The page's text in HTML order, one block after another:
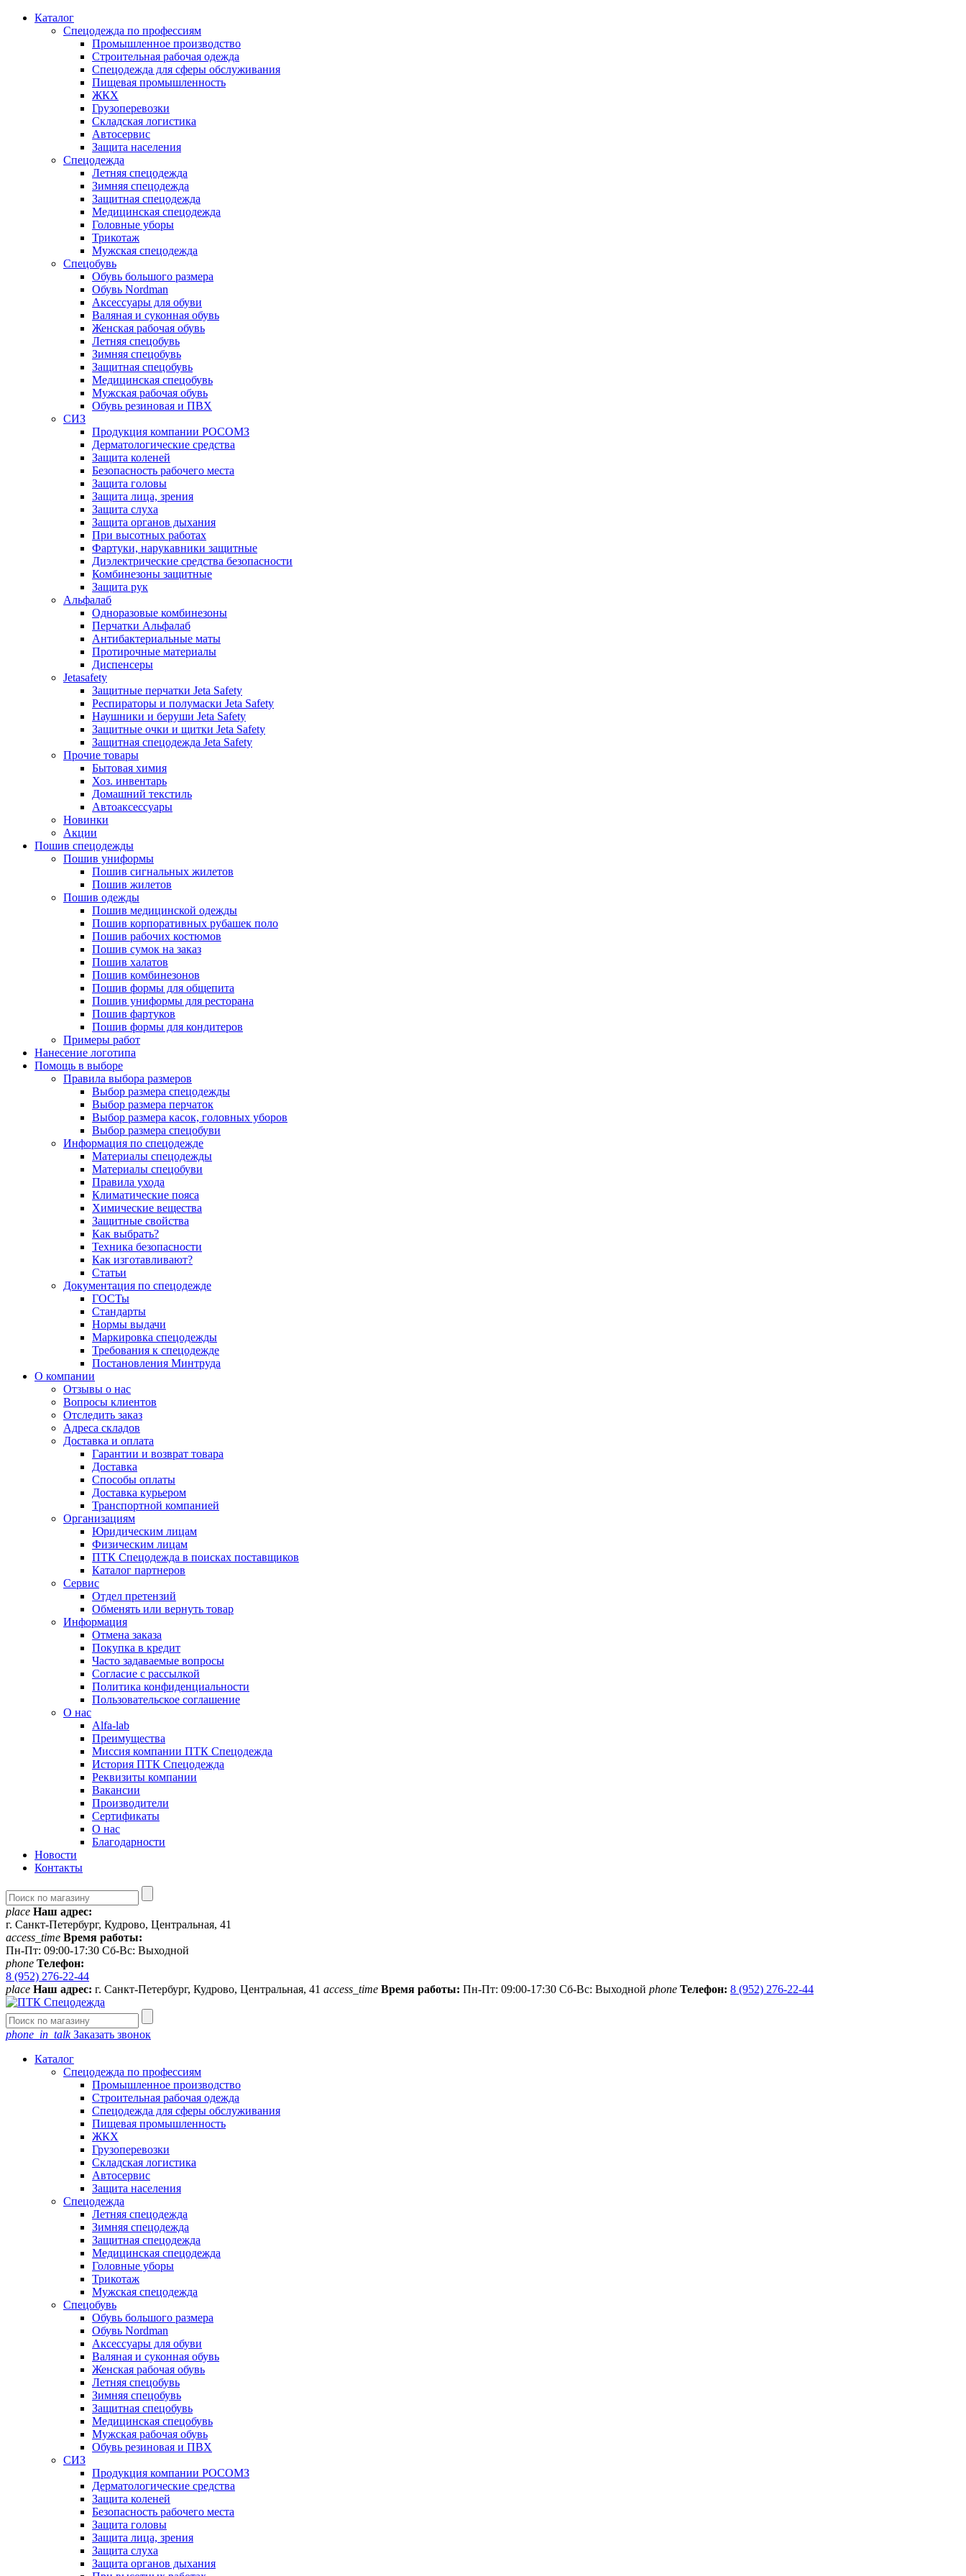
Каталог
Спецодежда по профессиям
Промышленное производство
Строительная рабочая одежда
Спецодежда для сферы обслуживания
Пищевая промышленность
ЖКХ
Грузоперевозки
Складская логистика
Автосервис
Защита населения
Спецодежда
Летняя спецодежда
Зимняя спецодежда
Защитная спецодежда
Медицинская спецодежда
Головные уборы
Трикотаж
Мужская спецодежда
Спецобувь
Обувь большого размера
Обувь Nordman
Аксессуары для обуви
Валяная и суконная обувь
Женская рабочая обувь
Летняя спецобувь
Зимняя спецобувь
Защитная спецобувь
Медицинская спецобувь
Мужская рабочая обувь
Обувь резиновая и ПВХ
СИЗ
Продукция компании РОСОМЗ
Дерматологические средства
Защита коленей
Безопасность рабочего места
Защита головы
Защита лица, зрения
Защита слуха
Защита органов дыхания
При высотных работах
Фартуки, нарукавники защитные
Диэлектрические средства безопасности
Комбинезоны защитные
Защита рук
Альфалаб
Одноразовые комбинезоны
Перчатки Альфалаб
Антибактериальные маты
Протирочные материалы
Диспенсеры
Jetasafety
Защитные перчатки Jeta Safety
Респираторы и полумаски Jeta Safety
Наушники и беруши Jeta Safety
Защитные очки и щитки Jeta Safety
Защитная спецодежда Jeta Safety
Прочие товары
Бытовая химия
Хоз. инвентарь
Домашний текстиль
Автоаксессуары
Новинки
Акции
Пошив спецодежды
Пошив униформы
Пошив сигнальных жилетов
Пошив жилетов
Пошив одежды
Пошив медицинской одежды
Пошив корпоративных рубашек поло
Пошив рабочих костюмов
Пошив сумок на заказ
Пошив халатов
Пошив комбинезонов
Пошив формы для общепита
Пошив униформы для ресторана
Пошив фартуков
Пошив формы для кондитеров
Примеры работ
Нанесение логотипа
Помощь в выборе
Правила выбора размеров
Выбор размера спецодежды
Выбор размера перчаток
Выбор размера касок, головных уборов
Выбор размера спецобуви
Информация по спецодежде
Материалы спецодежды
Материалы спецобуви
Правила ухода
Климатические пояса
Химические вещества
Защитные свойства
Как выбрать?
Техника безопасности
Как изготавливают?
Статьи
Документация по спецодежде
ГОСТы
Cтандарты
Нормы выдачи
Маркировка спецодежды
Требования к спецодежде
Постановления Минтруда
О компании
Отзывы о нас
Вопросы клиентов
Отследить заказ
Адреса складов
Доставка и оплата
Гарантии и возврат товара
Доставка
Способы оплаты
Доставка курьером
Транспортной компанией
Организациям
Юридическим лицам
Физическим лицам
ПТК Спецодежда в поисках поставщиков
Каталог партнеров
Сервис
Отдел претензий
Обменять или вернуть товар
Информация
Отмена заказа
Покупка в кредит
Часто задаваемые вопросы
Согласие с рассылкой
Политика конфиденциальности
Пользовательское соглашение
О нас
Alfa-lab
Преимущества
Миссия компании ПТК Спецодежда
История ПТК Спецодежда
Реквизиты компании
Вакансии
Производители
Сертификаты
О нас
Благодарности
Новости
Контакты
place Наш адрес:
г. Санкт-Петербург, Кудрово, Центральная, 41
access_time Время работы:
Пн-Пт: 09:00-17:30 Сб-Вс: Выходной
phone Телефон:
8 (952) 276-22-44
place Наш адрес: г. Санкт-Петербург, Кудрово, Центральная, 41 access_time Время работы: Пн-Пт: 09:00-17:30 Сб-Вс: Выходной phone Телефон: 8 (952) 276-22-44
phone_in_talkЗаказать звонок
Каталог
Спецодежда по профессиям
Промышленное производство
Строительная рабочая одежда
Спецодежда для сферы обслуживания
Пищевая промышленность
ЖКХ
Грузоперевозки
Складская логистика
Автосервис
Защита населения
Спецодежда
Летняя спецодежда
Зимняя спецодежда
Защитная спецодежда
Медицинская спецодежда
Головные уборы
Трикотаж
Мужская спецодежда
Спецобувь
Обувь большого размера
Обувь Nordman
Аксессуары для обуви
Валяная и суконная обувь
Женская рабочая обувь
Летняя спецобувь
Зимняя спецобувь
Защитная спецобувь
Медицинская спецобувь
Мужская рабочая обувь
Обувь резиновая и ПВХ
СИЗ
Продукция компании РОСОМЗ
Дерматологические средства
Защита коленей
Безопасность рабочего места
Защита головы
Защита лица, зрения
Защита слуха
Защита органов дыхания